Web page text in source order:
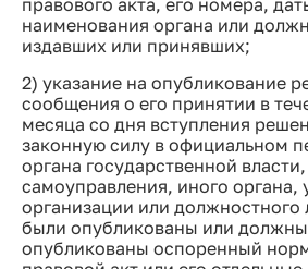
правового акта, его номера,
наименования органа или
издавших или принявших;
2) указание на опубликование
сообщения о его принятии в
месяца со дня вступления
законную силу в официальном
органа государственной
самоуправления, иного
организации или должностного
были опубликованы или
опубликованы оспоренный